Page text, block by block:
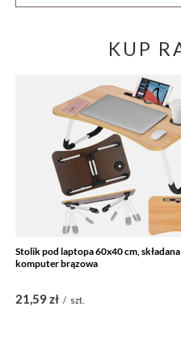
KUP
Stolik pod laptopa 60x40 cm,
komputer brązowa
21,59 zł / szt.